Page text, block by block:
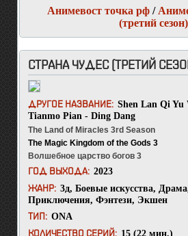
Анимевост точка рф /
(третий сезон)
СТРАНА ЧУДЕС (ТРЕТИЙ
ДРУГОЕ НАЗВАНИЕ: Shen Lan Qi Yu
Tianmo Pian - Ding Dang
The Land of Miracles 3rd Season
The Magic Kingdom of the Gods 3
Волшебное царство богов 3
ГОД ВЫХОДА: 2023
ЖАНР: 3д, Боевые искусства, Драма
Приключения, Фэнтези, Экшен
ТИП: ONA
КОЛИЧЕСТВО СЕРИЙ: 15 (22 мин.)